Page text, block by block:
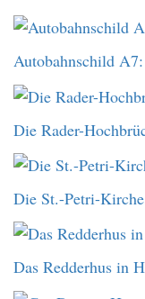
Autobahnschild
Die Rader-
Die St.-Petri-
Das Redderhus in